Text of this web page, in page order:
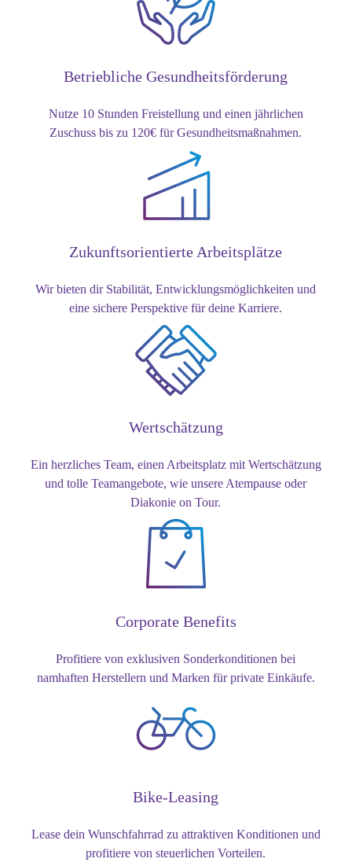
Betriebliche Gesundheitsförderung
Nutze 10 Stunden Freistellung und einen jährlichen
Zuschuss bis zu 120€ für Gesundheitsmaßnahmen.
Zukunftsorientierte Arbeitsplätze
Wir bieten dir Stabilität, Entwicklungsmöglichkeiten und
eine sichere Perspektive für deine Karriere.
Wertschätzung
Ein herzliches Team, einen Arbeitsplatz mit Wertschätzung
und tolle Teamangebote, wie unsere Atempause oder
Diakonie on Tour.
Corporate Benefits
Profitiere von exklusiven Sonderkonditionen bei
namhaften Herstellern und Marken für private Einkäufe.
Bike-Leasing
Lease dein Wunschfahrrad zu attraktiven Konditionen und
profitiere von steuerlichen Vorteilen.